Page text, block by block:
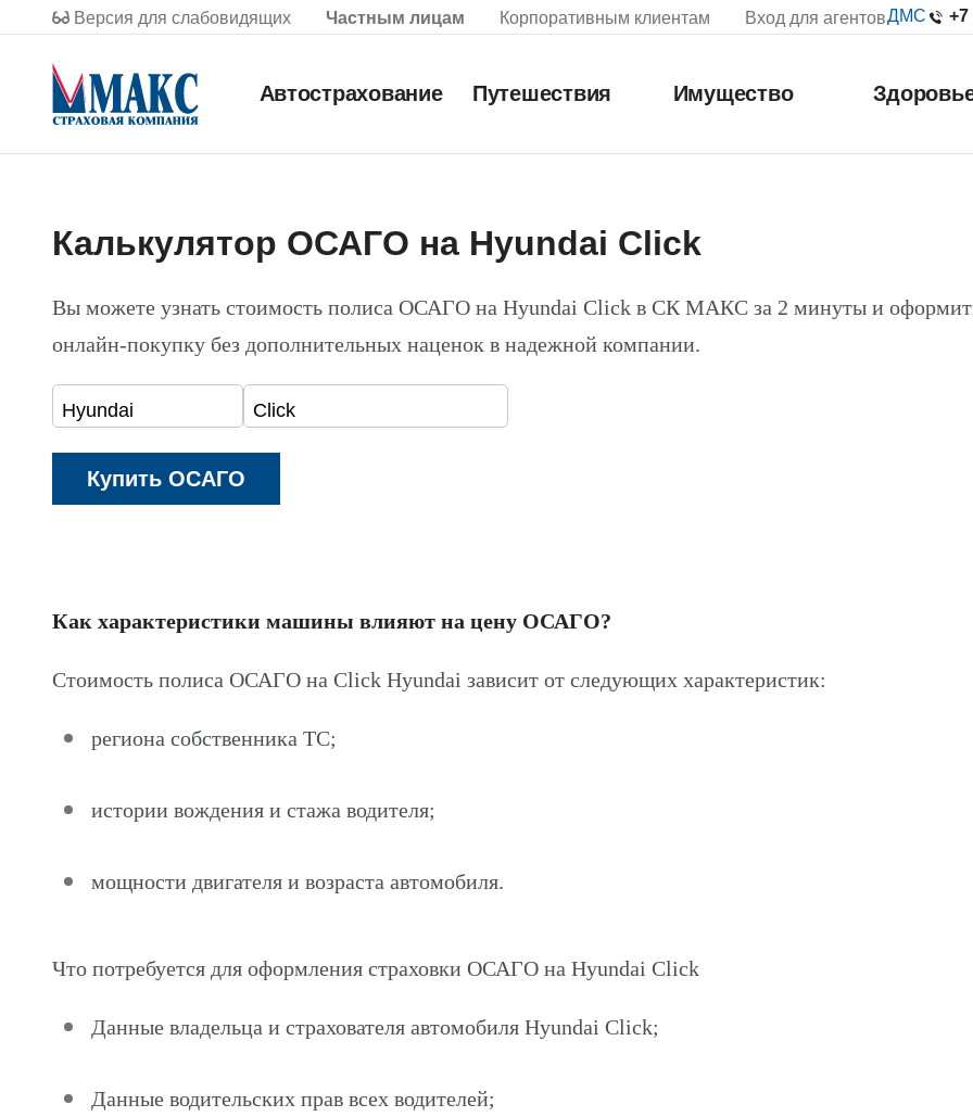
Версия для слабовидящих Частным лицам Корпоративным клиентам Вход для агентовДМС +7
Автострахование Путешествия Имущество
Калькулятор ОСАГО на Hyundai Click
Вы можете узнать стоимость полиса ОСАГО на Hyundai Click в СК МАКС за 2 минуты и
онлайн-покупку без дополнительных наценок в надежной компании.
Как характеристики машины влияют на цену ОСАГО?
Стоимость полиса ОСАГО на Click Hyundai зависит от следующих характеристик:
региона собственника ТС;
истории вождения и стажа водителя;
мощности двигателя и возраста автомобиля.
Что потребуется для оформления страховки ОСАГО на Hyundai Click
Данные владельца и страхователя автомобиля Hyundai Click;
Данные водительских прав всех водителей;